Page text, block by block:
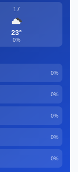
17
23°
0%
0%
0%
0%
0%
0%